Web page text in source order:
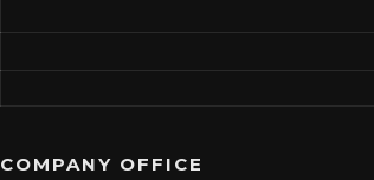
COMPANY OFFICE